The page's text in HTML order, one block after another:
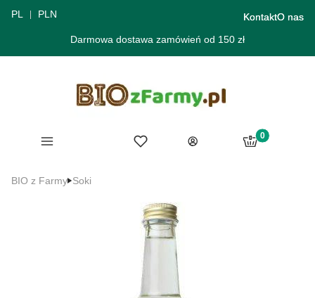
PL PLN KontaktO nas
Darmowa dostawa zamówień od 150 zł
Menu Ulubione
Zaloguj się
Produkty w
Koszyk
BIO z Farmy Soki